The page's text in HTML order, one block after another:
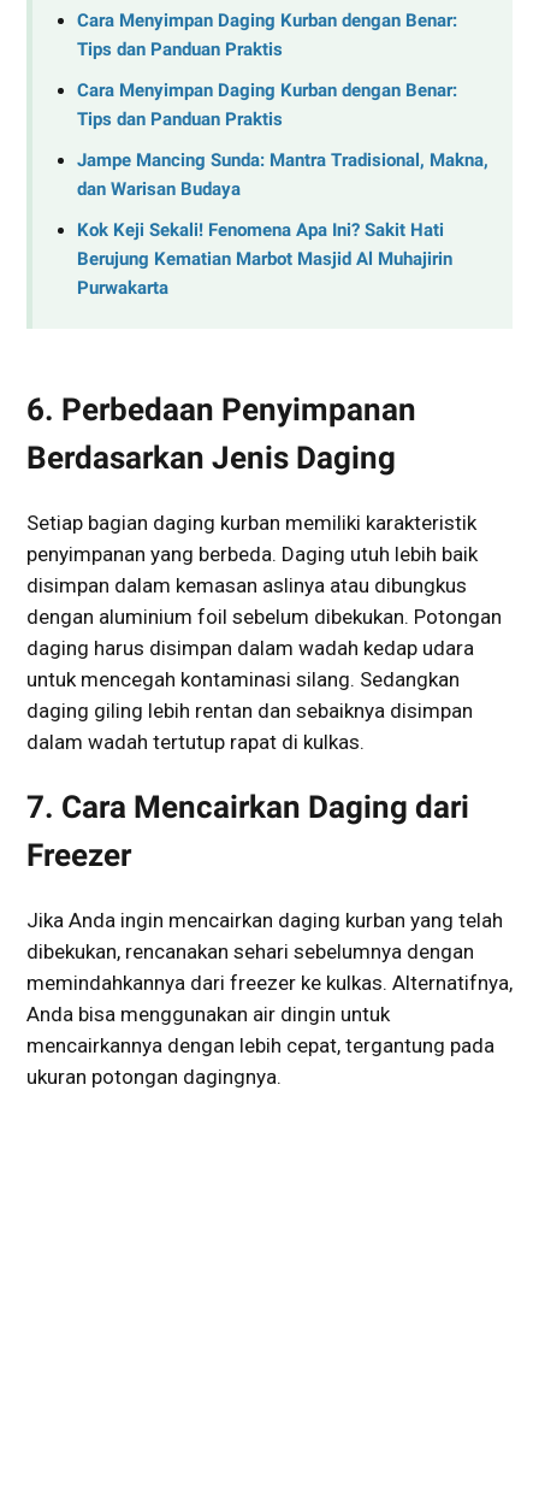
Cara Menyimpan Daging Kurban dengan Benar:
Tips dan Panduan Praktis
Cara Menyimpan Daging Kurban dengan Benar:
Tips dan Panduan Praktis
Jampe Mancing Sunda: Mantra Tradisional, Makna,
dan Warisan Budaya
Kok Keji Sekali! Fenomena Apa Ini? Sakit Hati
Berujung Kematian Marbot Masjid Al Muhajirin
Purwakarta
6. Perbedaan Penyimpanan
Berdasarkan Jenis Daging
Setiap bagian daging kurban memiliki karakteristik
penyimpanan yang berbeda. Daging utuh lebih baik
disimpan dalam kemasan aslinya atau dibungkus
dengan aluminium foil sebelum dibekukan. Potongan
daging harus disimpan dalam wadah kedap udara
untuk mencegah kontaminasi silang. Sedangkan
daging giling lebih rentan dan sebaiknya disimpan
dalam wadah tertutup rapat di kulkas.
7. Cara Mencairkan Daging dari
Freezer
Jika Anda ingin mencairkan daging kurban yang telah
dibekukan, rencanakan sehari sebelumnya dengan
memindahkannya dari freezer ke kulkas. Alternatifnya,
Anda bisa menggunakan air dingin untuk
mencairkannya dengan lebih cepat, tergantung pada
ukuran potongan dagingnya.